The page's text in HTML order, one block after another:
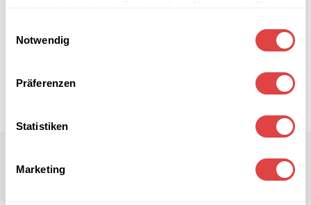
Notwendig
Präferenzen
Statistiken
Marketing